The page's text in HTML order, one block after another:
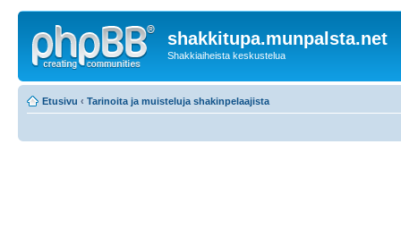
shakkitupa.munpalsta.net
Shakkiaiheista keskustelua
Etusivu ‹ Tarinoita ja muisteluja shakinpelaajista